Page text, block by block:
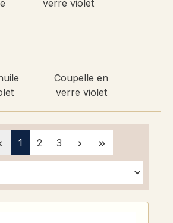
Coupelle en
verre violet
Page
1 Page
2 Page
3